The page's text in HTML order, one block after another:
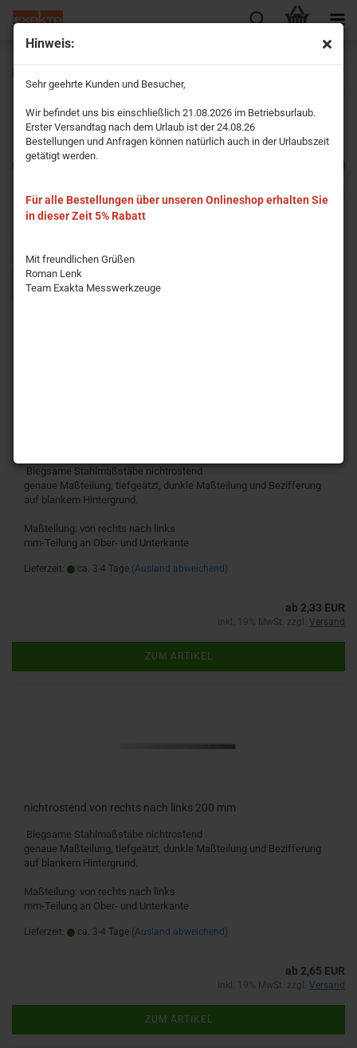
Hinweis:
Sehr geehrte Kunden und Besucher,
Wir befindet uns bis einschließlich 21.08.2026 im Betriebsurlaub.
Erster Versandtag nach dem Urlaub ist der 24.08.26
Bestellungen und Anfragen können natürlich auch in der Urlaubszeit
getätigt werden.
Für alle Bestellungen über unseren Onlineshop erhalten Sie
in dieser Zeit 5% Rabatt
Mit freundlichen Grüßen
Roman Lenk
Team Exakta Messwerkzeuge
Die Stahlmaßstäbe bis 4.000 mm Länge entsprechen der EG-Klasse II und
Kalibrierzertifikat gleich mit an. Stahlmaßstäbe über 4.000 mm Länge sind
nach Werksnorm gefertigt.
1
Biegsame Stahlmaßstäbe nichtrostend
genaue Maßteilung, tiefgeätzt, dunkle Maßteilung und Bezifferung
auf blankem Hintergrund.
Maßteilung: von rechts nach links
mm-Teilung an Ober- und Unterkante
Lieferzeit: ca. 3-4 Tage (Ausland abweichend)
ab 2,33 EUR
inkl. 19% MwSt. zzgl. Versand
ZUM ARTIKEL
nichtrostend von rechts nach links 200 mm
Biegsame Stahlmaßstäbe nichtrostend
genaue Maßteilung, tiefgeätzt, dunkle Maßteilung und Bezifferung
auf blankem Hintergrund.
Maßteilung: von rechts nach links
mm-Teilung an Ober- und Unterkante
Lieferzeit: ca. 3-4 Tage (Ausland abweichend)
ab 2,65 EUR
inkl. 19% MwSt. zzgl. Versand
ZUM ARTIKEL